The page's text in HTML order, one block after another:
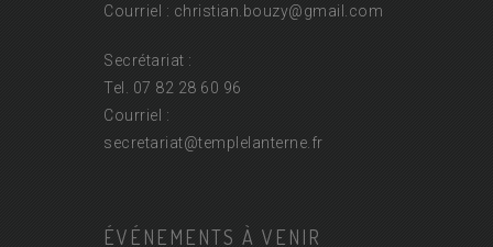
Courriel : christian.bouzy@gmail.com
Secrétariat :
Tel. 07 82 28 60 96
Courriel :
secretariat@templelanterne.fr
ÉVÉNEMENTS À VENIR